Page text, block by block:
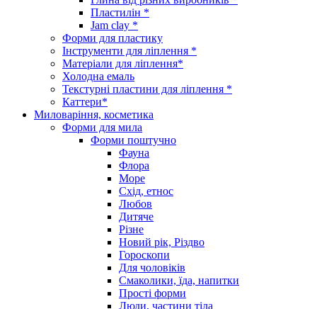
Пластилін *
Jam clay *
Форми для пластику
Інструменти для ліплення *
Матеріали для ліплення*
Холодна емаль
Текстурні пластини для ліплення *
Каттери*
Миловаріння, косметика
Форми для мила
Форми поштучно
Фауна
Флора
Море
Схід, етнос
Любов
Дитяче
Різне
Новий рік, Різдво
Гороскопи
Для чоловіків
Смаколики, їда, напитки
Прості форми
Люди, частини тіла